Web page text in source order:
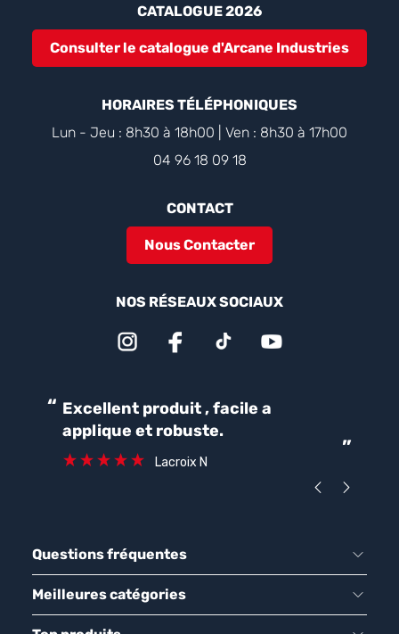
CATALOGUE 2026
Consulter le catalogue d'Arcane Industries
HORAIRES TÉLÉPHONIQUES
Lun - Jeu : 8h30 à 18h00 | Ven : 8h30 à 17h00
04 96 18 09 18
CONTACT
Nous Contacter
NOS RÉSEAUX SOCIAUX
“
”
Excellent produit , facile a
applique et robuste.
Lacroix N
Questions fréquentes
Meilleures catégories